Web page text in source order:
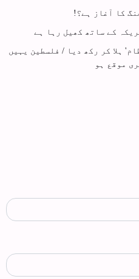
کا آغاز ہے؟!
کے ساتھ کھیل رہا ہے
ہلا کر رکھ دیا / فلسطین یہیں
موقع ہو